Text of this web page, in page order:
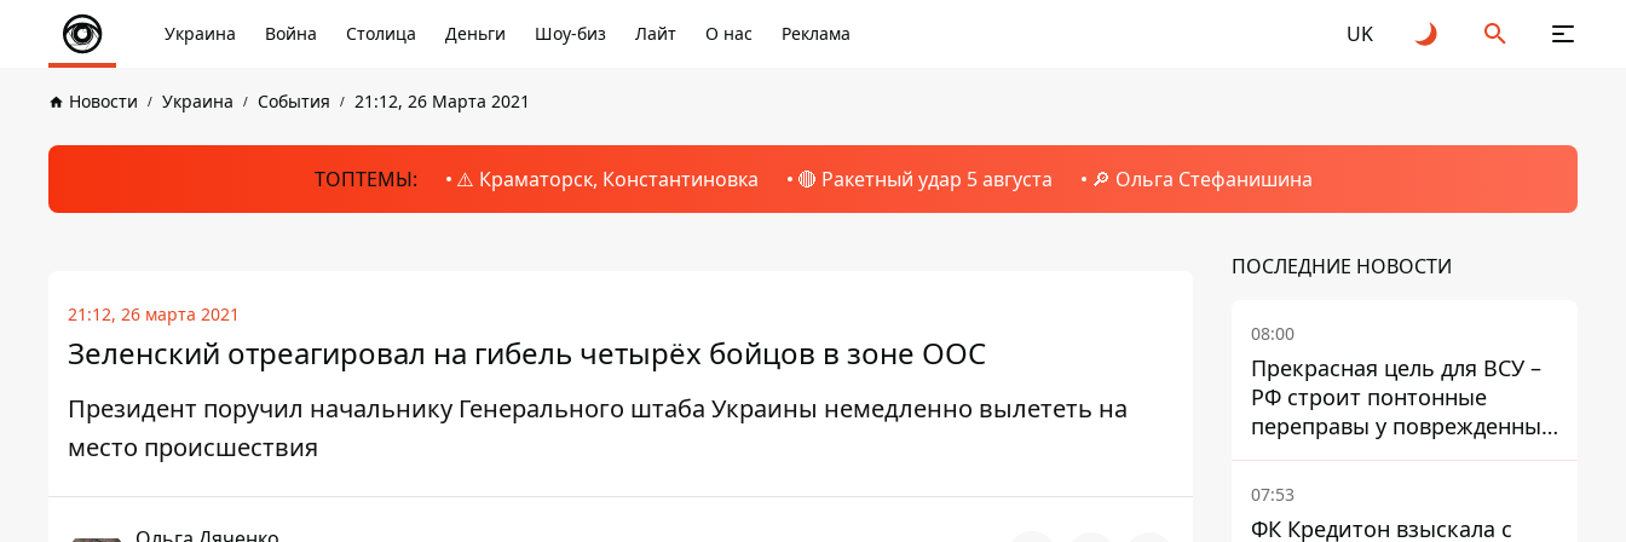
Украина Война Столица Деньги Шоу-биз Лайт О нас Реклама UK
Новости Украина События 21:12, 26 Марта 2021
ТОПТЕМЫ: ⚠️ Краматорск, Константиновка 🔴 Ракетный удар 5 августа 🔎 Ольга Стефанишина
21:12, 26 марта 2021
Зеленский отреагировал на гибель четырёх бойцов в зоне ООС
Президент поручил начальнику Генерального штаба Украины немедленно вылететь на
место происшествия
ПОСЛЕДНИЕ НОВОСТИ
08:00
Прекрасная цель для ВСУ –
РФ строит понтонные
переправы у поврежденных
мостов на ТОТ
07:53
ФК Кредитон взыскала с